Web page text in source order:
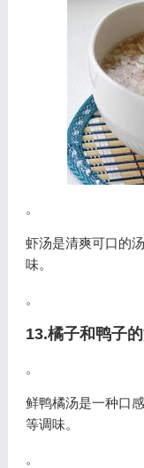
。
虾汤是清爽可口的
味。
。
13.橘子和鸭子的
。
鲜鸭橘汤是一种口
等调味。
。